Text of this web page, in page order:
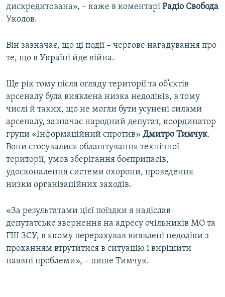
дискредитована», – каже в коментарі Радіо Свобода
Уколов.
Він зазначає, що ці події – чергове нагадування про
те, що в Україні йде війна.
Ще рік тому після огляду території та об’єктів
арсеналу була виявлена низка недоліків, в тому
числі й таких, що не могли бути усунені силами
арсеналу, зазначає народний депутат, координатор
групи «Інформаційний спротив» Дмитро Тимчук.
Вони стосувалися облаштування технічної
території, умов зберігання боєприпасів,
удосконалення системи охорони, проведення
низки організаційних заходів.
«За результатами цієї поїздки я надіслав
депутатське звернення на адресу очільників МО та
ГШ ЗСУ, в якому перерахував виявлені недоліки з
проханням втрутитися в ситуацію і вирішити
наявні проблеми», – пише Тимчук.